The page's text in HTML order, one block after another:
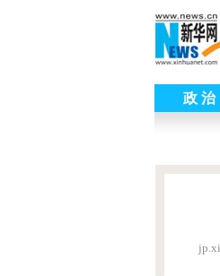
政 治